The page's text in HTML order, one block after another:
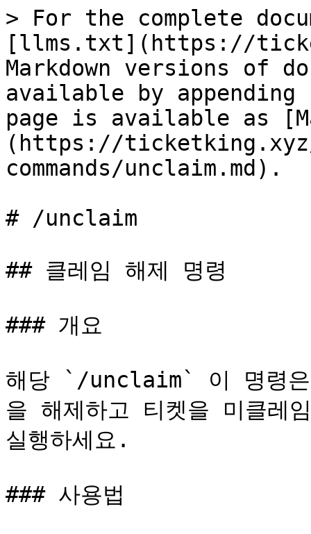
> For the complete
[llms.txt](https://
Markdown versions of
available by
page is available as
(https://
commands/unclaim.md).
# /unclaim
## 클레임 해제 명령
### 개요
해당 `/unclaim` 이 명령은
을 해제하고 티켓을 미클레
실행하세요.
### 사용법